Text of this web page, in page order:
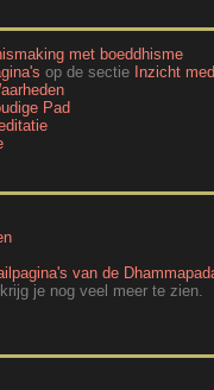
met boeddhisme
op de sectie Inzicht
Pad
van de
krijg je nog veel meer te zien.